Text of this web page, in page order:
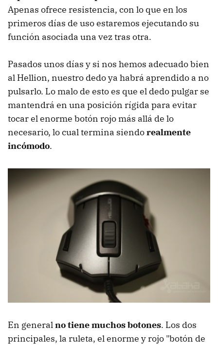
Apenas ofrece resistencia, con lo que en los
primeros días de uso estaremos ejecutando su
función asociada una vez tras otra.
Pasados unos días y si nos hemos adecuado bien
al Hellion, nuestro dedo ya habrá aprendido a no
pulsarlo. Lo malo de esto es que el dedo pulgar se
mantendrá en una posición rígida para evitar
tocar el enorme botón rojo más allá de lo
necesario, lo cual termina siendorealmente
incómodo.
En generalno tiene muchos botones. Los dos
principales, la ruleta, el enorme y rojo "botón de